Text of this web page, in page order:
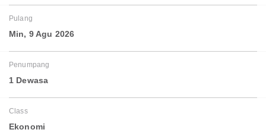
Pulang
Min, 9 Agu 2026
Penumpang
1 Dewasa
Class
Ekonomi